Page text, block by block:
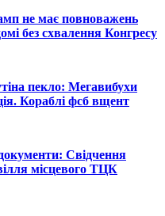
не має повноважень
без схвалення Конгресу
пекло: Мегавибухи
Кораблі фсб вщент
Свідчення
місцевого ТЦК